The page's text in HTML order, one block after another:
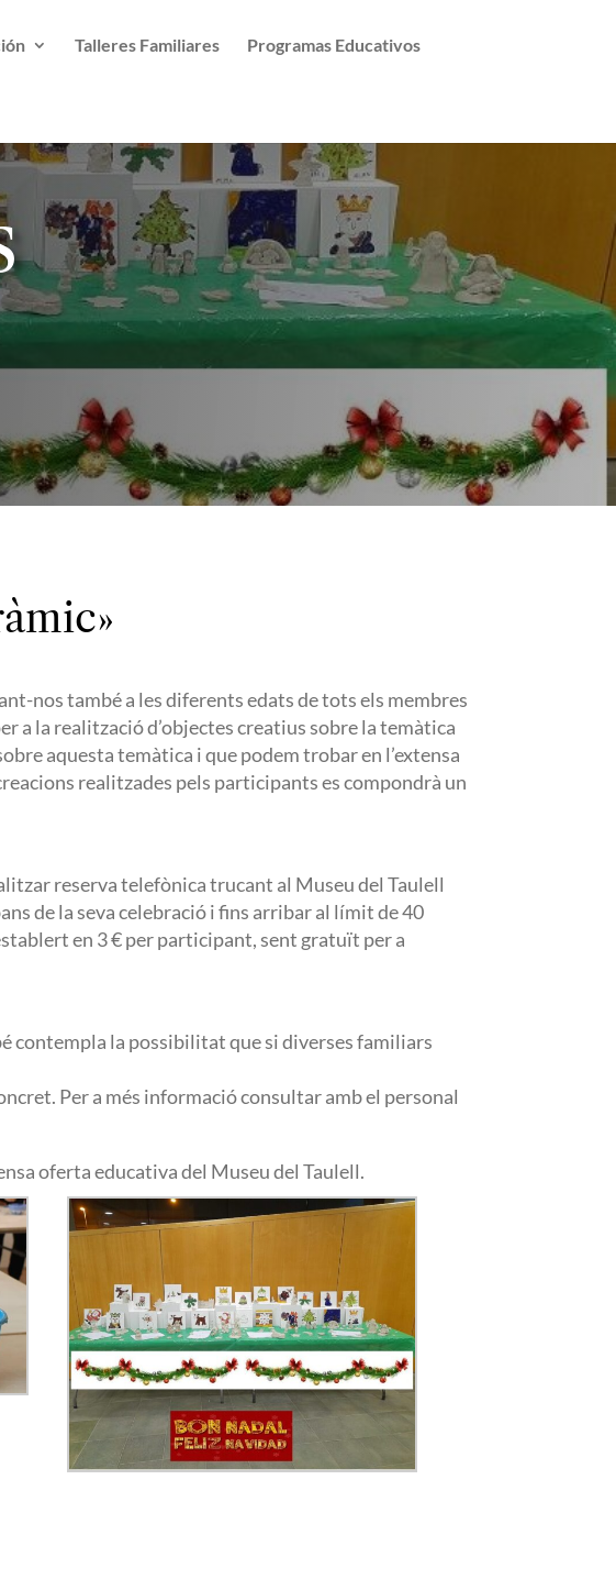
Talleres Familiares Programas Educativos
nos també a les diferents edats de tots els membres
a la realització d’objectes creatius sobre la temàtica
aquesta temàtica i que podem trobar en l’extensa
realitzades pels participants es compondrà un
reserva telefònica trucant al Museu del Taulell
de la seva celebració i fins arribar al límit de 40
en 3 € per participant, sent gratuït per a
contempla la possibilitat que si diverses familiars
Per a més informació consultar amb el personal
oferta educativa del Museu del Taulell.